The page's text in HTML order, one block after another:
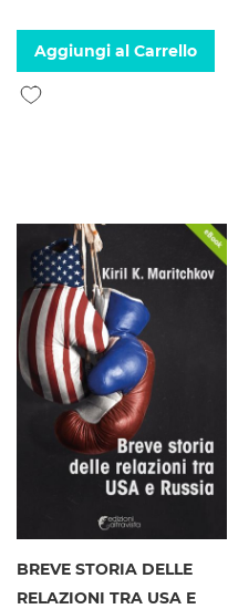
Aggiungi al Carrello
Aggiungi alla lista desideri
BREVE STORIA DELLE
RELAZIONI TRA USA E